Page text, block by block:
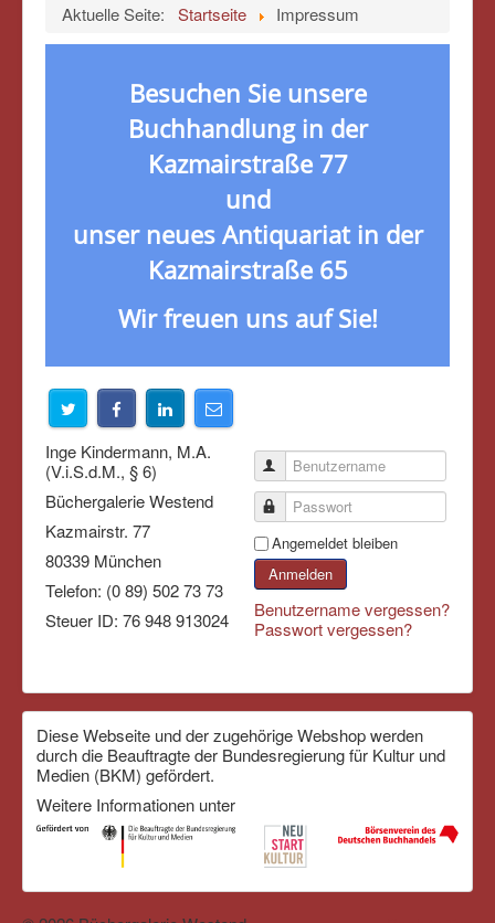
Aktuelle Seite: Startseite Impressum
Besuchen Sie unsere
Buchhandlung in der
Kazmairstraße 77
und
unser neues Antiquariat in der
Kazmairstraße 65
Wir freuen uns auf Sie!
Benutzername
Passwort
Angemeldet bleiben
Anmelden
Benutzername vergessen?
Passwort vergessen?
Inge Kindermann, M.A.
(V.i.S.d.M., § 6)
Büchergalerie Westend
Kazmairstr. 77
80339 München
Telefon: (0 89) 502 73 73
Steuer ID: 76 948 913024
Diese Webseite und der zugehörige Webshop werden
durch die Beauftragte der Bundesregierung für Kultur und
Medien (BKM) gefördert.
Weitere Informationen unter